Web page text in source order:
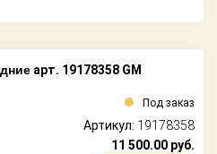
арт. 19178358 GM
Под заказ
Артикул: 19178358
11 500.00 руб.